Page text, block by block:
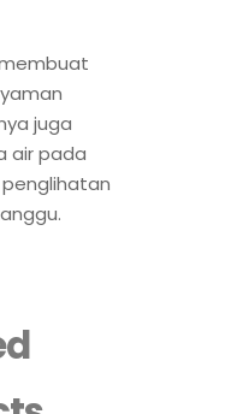
juga
air pada